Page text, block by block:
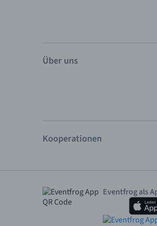
Über uns
Kooperationen
Eventfrog als